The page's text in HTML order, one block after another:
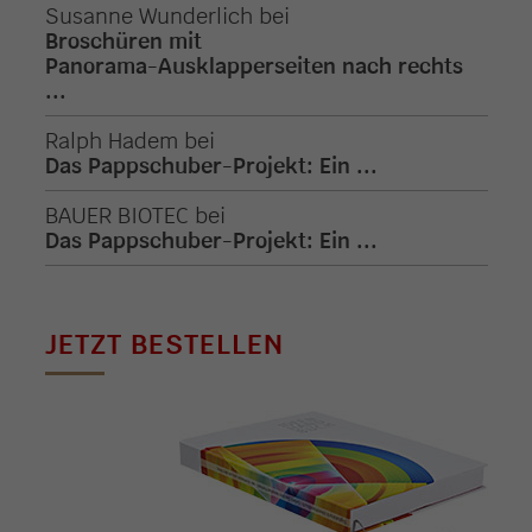
Susanne Wunderlich bei
Broschüren mit
Panorama-Ausklapperseiten nach rechts
...
Ralph Hadem bei
Das Pappschuber-Projekt: Ein ...
BAUER BIOTEC bei
Das Pappschuber-Projekt: Ein ...
JETZT BESTELLEN